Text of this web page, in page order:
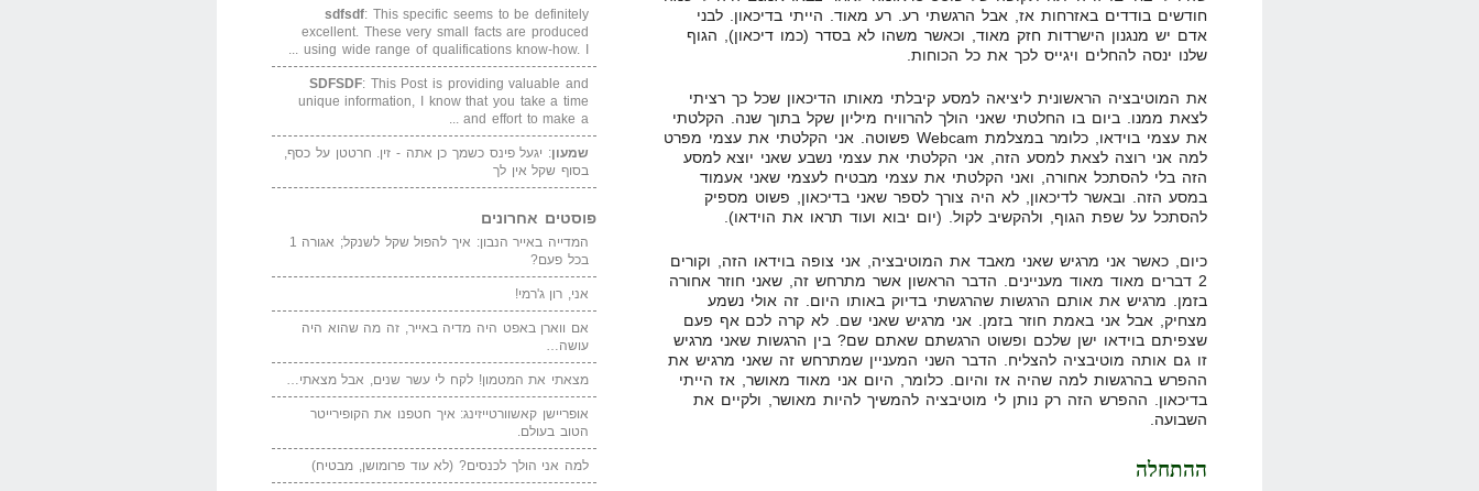
חודשים בודדים באזרחות אז, אבל הרגשתי רע. רע מאוד. הייתי בדיכאון. לבני
אדם יש מנגנון הישרדות חזק מאוד, וכאשר משהו לא בסדר (כמו דיכאון), הגוף
שלנו ינסה להחלים ויגייס לכך את כל הכוחות.
את המוטיבציה הראשונית ליציאה למסע קיבלתי מאותו הדיכאון שכל כך רציתי
לצאת ממנו. ביום בו החלטתי שאני הולך להרוויח מיליון שקל בתוך שנה. הקלטתי
את עצמי בוידאו, כלומר במצלמת Webcam פשוטה. אני הקלטתי את עצמי מפרט
למה אני רוצה לצאת למסע הזה, אני הקלטתי את עצמי נשבע שאני יוצא למסע
הזה בלי להסתכל אחורה, ואני הקלטתי את עצמי מבטיח לעצמי שאני אעמוד
במסע הזה. ובאשר לדיכאון, לא היה צורך לספר שאני בדיכאון, פשוט מספיק
להסתכל על שפת הגוף, ולהקשיב לקול. (יום יבוא ועוד תראו את הוידאו).
כיום, כאשר אני מרגיש שאני מאבד את המוטיבציה, אני צופה בוידאו הזה, וקורים
2 דברים מאוד מאוד מעניינים. הדבר הראשון אשר מתרחש זה, שאני חוזר אחורה
בזמן. מרגיש את אותם הרגשות שהרגשתי בדיוק באותו היום. זה אולי נשמע
מצחיק, אבל אני באמת חוזר בזמן. אני מרגיש שאני שם. לא קרה לכם אף פעם
שצפיתם בוידאו ישן שלכם ופשוט הרגשתם שאתם שם? בין הרגשות שאני מרגיש
זו גם אותה מוטיבציה להצליח. הדבר השני המעניין שמתרחש זה שאני מרגיש את
ההפרש בהרגשות למה שהיה אז והיום. כלומר, היום אני מאוד מאושר, אז הייתי
בדיכאון. ההפרש הזה רק נותן לי מוטיבציה להמשיך להיות מאושר, ולקיים את
השבועה.
ההתחלה
sdfsdf: This specific seems to be definitely
excellent. These very small facts are produced
using wide range of qualifications know-how. I ...
SDFSDF: This Post is providing valuable and
unique information, I know that you take a time
and effort to make a ...
שמעון: יגעל פינס כשמך כן אתה - זין. חרטטן על כסף,
בסוף שקל אין לך
פוסטים אחרונים
המדייה באייר הנבון: איך להפול שקל לשנקל; אגורה 1
בכל פעם?
אני, רון ג'רמי!
אם ווארן באפט היה מדיה באייר, זה מה שהוא היה
עושה…
מצאתי את המטמון! לקח לי עשר שנים, אבל מצאתי…
אופריישן קאשוורטייזינג: איך חטפנו את הקופירייטר
הטוב בעולם.
למה אני הולך לכנסים? (לא עוד פרומושן, מבטיח)